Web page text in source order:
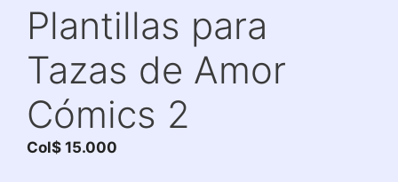
Plantillas para
Tazas de Amor
Cómics 2
Col$ 15.000